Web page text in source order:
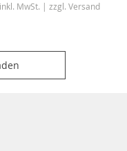
inkl. MwSt. | zzgl. Versand